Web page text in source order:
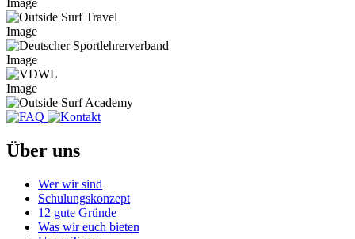
Image
Image
Image
Image
Über uns
Wer wir sind
Schulungskonzept
12 gute Gründe
Was wir euch bieten